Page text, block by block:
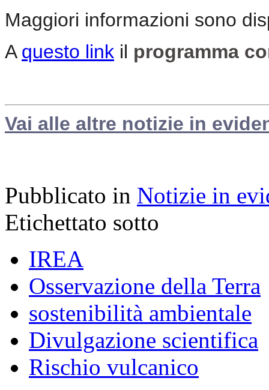
Maggiori informazioni sono
A questo link il programma
Vai alle altre notizie in
Pubblicato in Notizie in
Etichettato sotto
IREA
Osservazione della Terra
sostenibilità ambientale
Divulgazione scientifica
Rischio vulcanico